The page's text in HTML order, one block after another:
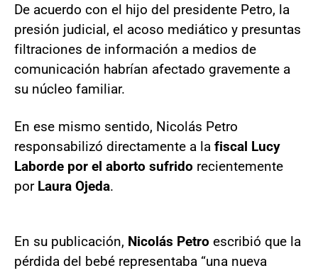
De acuerdo con el hijo del presidente Petro, la
presión judicial, el acoso mediático y presuntas
filtraciones de información a medios de
comunicación habrían afectado gravemente a
su núcleo familiar.
En ese mismo sentido, Nicolás Petro
responsabilizó directamente a la fiscal Lucy
Laborde por el aborto sufrido recientemente
por Laura Ojeda.
En su publicación, Nicolás Petro escribió que la
pérdida del bebé representaba “una nueva